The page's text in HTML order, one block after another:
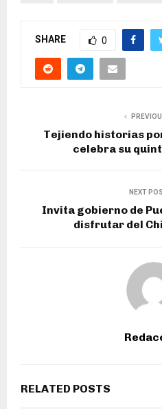
SHARE 0
Tejiendo historias
celebra su
NEXT
Invita gobierno de
disfrutar del
RELATED POSTS